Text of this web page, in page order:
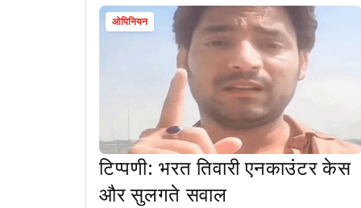
ओपिनियन
टिप्पणी: भरत तिवारी एनकाउंटर केस
और सुलगते सवाल